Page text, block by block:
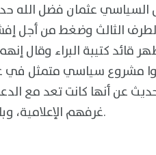
السياسي عثمان فضل الله
الثالث وضغط من أجل
كتيبة البراء وقال
مشروع سياسي متمثل في
عن أنها كانت تعد مع
غرفهم الإعلامية، وبالتالي أصحاب هذا المشروع هم من يريدون استمرار الحرب.